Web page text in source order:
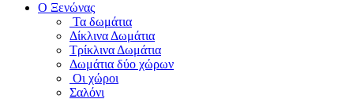
Ο Ξενώνας
Τα δωμάτια
Δίκλινα Δωμάτια
Τρίκλινα Δωμάτια
Δωμάτια δύο χώρων
Οι χώροι
Σαλόνι